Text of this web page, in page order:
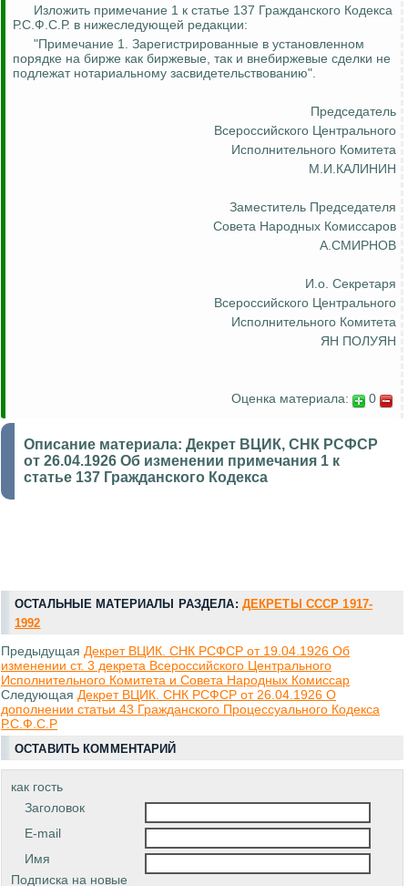
Изложить примечание 1 к статье 137 Гражданского Кодекса
Р.С.Ф.С.Р. в нижеследующей редакции:
"Примечание 1. Зарегистрированные в установленном
порядке на бирже как биржевые, так и внебиржевые сделки не
подлежат нотариальному засвидетельствованию".
Председатель
Всероссийского Центрального
Исполнительного Комитета
М.И.КАЛИНИН
Заместитель Председателя
Совета Народных Комиссаров
А.СМИРНОВ
И.о. Секретаря
Всероссийского Центрального
Исполнительного Комитета
ЯН ПОЛУЯН
Оценка материала: 0
Описание материала: Декрет ВЦИК, СНК РСФСР
от 26.04.1926 Об изменении примечания 1 к
статье 137 Гражданского Кодекса
ОСТАЛЬНЫЕ МАТЕРИАЛЫ РАЗДЕЛА: ДЕКРЕТЫ СССР 1917-
1992
Предыдущая Декрет ВЦИК. СНК РСФСР от 19.04.1926 Об
изменении ст. 3 декрета Всероссийского Центрального
Исполнительного Комитета и Совета Народных Комиссар
Следующая Декрет ВЦИК. СНК РСФСР от 26.04.1926 О
дополнении статьи 43 Гражданского Процессуального Кодекса
Р.С.Ф.С.Р
ОСТАВИТЬ КОММЕНТАРИЙ
как гость
Заголовок
E-mail
Имя
Подписка на новые